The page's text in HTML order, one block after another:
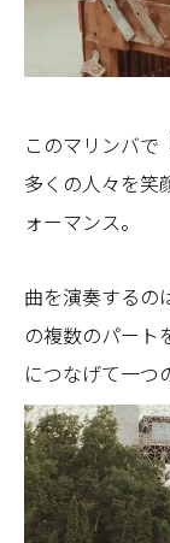
このマリンバで
多くの人々を笑
ォーマンス。
曲を演奏するの
の複数のパート
につなげて一つ